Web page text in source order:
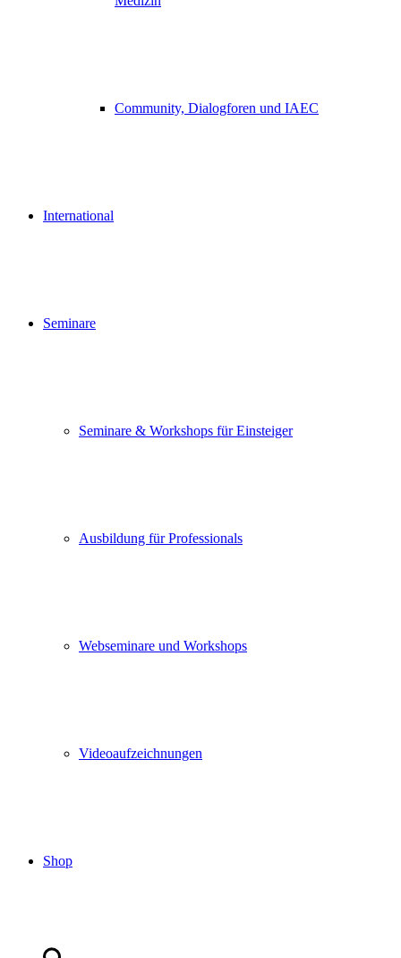
Community, Dialogforen und IAEC
International
Seminare
Seminare & Workshops für Einsteiger
Ausbildung für Professionals
Webseminare und Workshops
Videoaufzeichnungen
Shop